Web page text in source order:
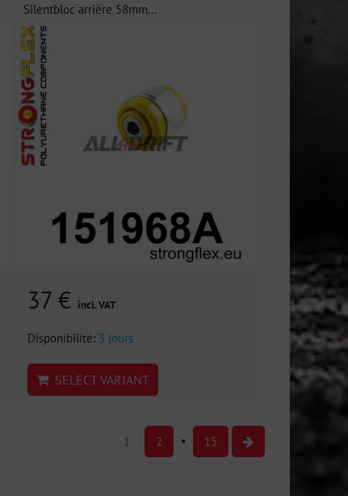
Silentbloc arrière 58mm...
37 € incl. VAT
Disponibilité: 3 jours
SELECT VARIANT
1 2 15